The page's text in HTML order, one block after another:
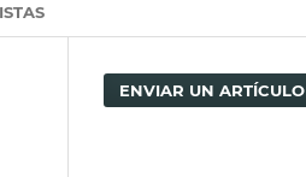
ENVIAR UN ARTÍCULO